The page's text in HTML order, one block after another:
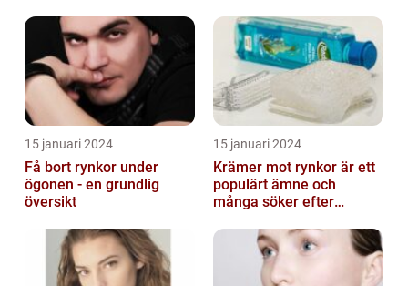
15 januari 2024
Få bort rynkor under
ögonen - en grundlig
översikt
15 januari 2024
Krämer mot rynkor är ett
populärt ämne och
många söker efter
fungerar